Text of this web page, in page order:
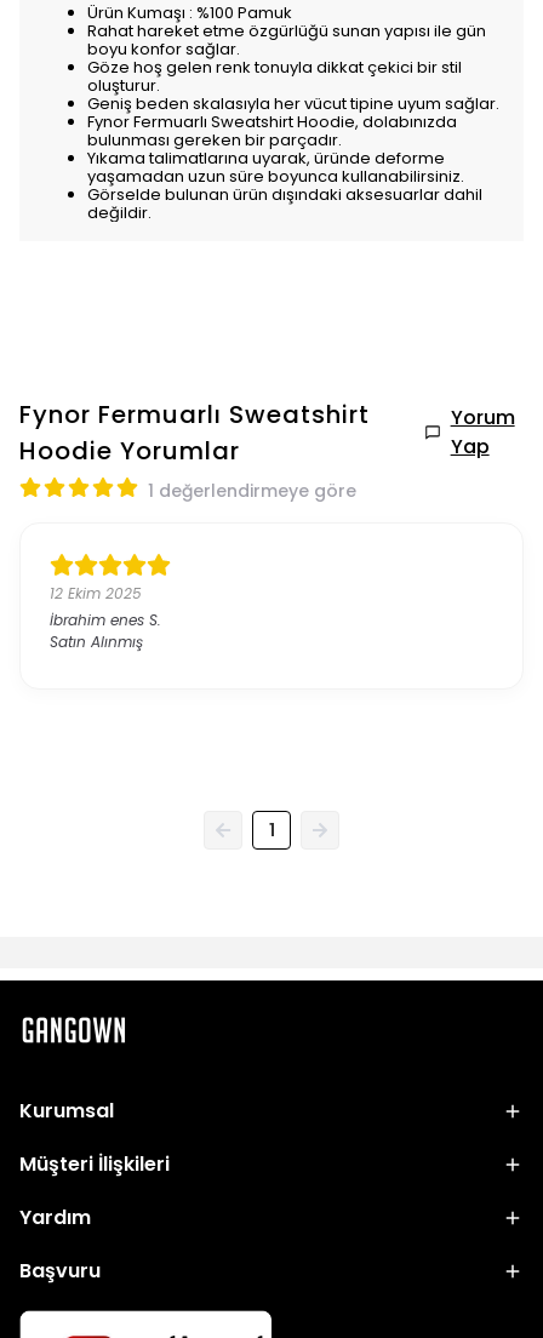
Ürün Kumaşı : %100 Pamuk
Rahat hareket etme özgürlüğü sunan yapısı ile gün
boyu konfor sağlar.
Göze hoş gelen renk tonuyla dikkat çekici bir stil
oluşturur.
Geniş beden skalasıyla her vücut tipine uyum sağlar.
Fynor Fermuarlı Sweatshirt Hoodie, dolabınızda
bulunması gereken bir parçadır.
Yıkama talimatlarına uyarak, üründe deforme
yaşamadan uzun süre boyunca kullanabilirsiniz.
Görselde bulunan ürün dışındaki aksesuarlar dahil
değildir.
Fynor Fermuarlı Sweatshirt
Hoodie Yorumlar
Yorum
Yap
1 değerlendirmeye göre
12 Ekim 2025
İbrahim enes S.
Satın Alınmış
1
Kurumsal
Müşteri İlişkileri
Yardım
Başvuru